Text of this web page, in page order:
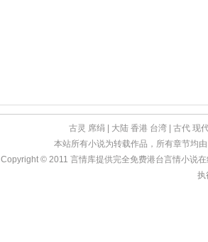
古灵 席绢 大陆 香港 台湾 古代 现
本站所有小说为转载作品，所有章节均
Copyright © 2011 言情库提供完全免费港台言情小说
执